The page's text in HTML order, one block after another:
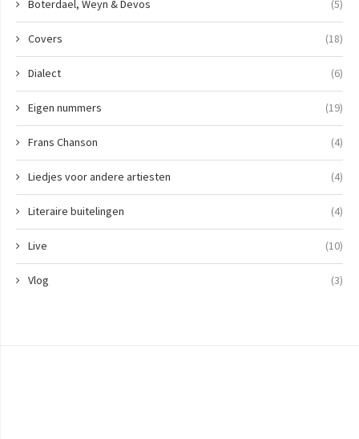
Boterdael, Weyn & Devos (5)
Covers (18)
Dialect (6)
Eigen nummers (19)
Frans Chanson (4)
Liedjes voor andere artiesten (4)
Literaire buitelingen (4)
Live (10)
Vlog (3)